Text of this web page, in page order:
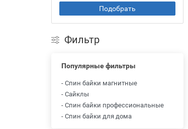
Подобрать
Фильтр
Популярные фильтры
- Спин байки магнитные
- Сайклы
- Спин байки профессиональные
- Спин байки для дома